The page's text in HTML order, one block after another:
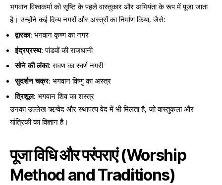
भगवान विश्वकर्मा को सृष्टि के पहले वास्तुकार और अभियंता के रूप में पूजा जाता
है। उन्होंने कई दिव्य नगरों और अस्त्रों का निर्माण किया, जैसे:
द्वारका: भगवान कृष्ण का नगर
इंद्रप्रस्थ: पांडवों की राजधानी
सोने की लंका: रावण का स्वर्ण नगरी
सुदर्शन चक्र: भगवान विष्णु का अस्त्र
त्रिशूल: भगवान शिव का शस्त्र
उनका उल्लेख ऋग्वेद और स्थापत्य वेद में भी मिलता है, जो वास्तुकला और
यांत्रिकी का विज्ञान है।
पूजा विधि और परंपराएं(Worship
Method and Traditions)